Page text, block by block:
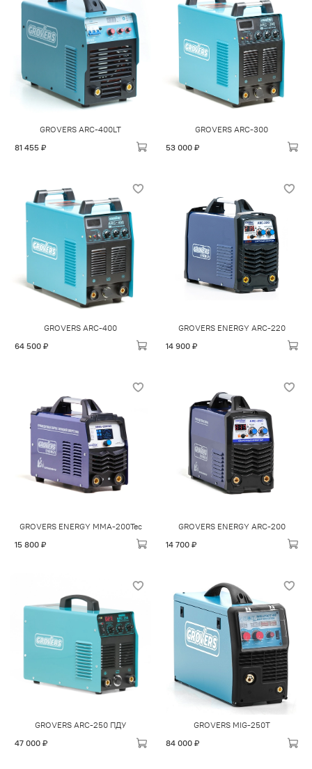
GROVERS ARC-400LT
81 455 ₽
GROVERS ARC-300
53 000 ₽
GROVERS ARC-400
64 500 ₽
GROVERS ENERGY ARC-220
14 900 ₽
GROVERS ENERGY MMA-200Tec
15 800 ₽
GROVERS ENERGY ARC-200
14 700 ₽
GROVERS ARC-250 ПДУ
47 000 ₽
GROVERS MIG-250T
84 000 ₽